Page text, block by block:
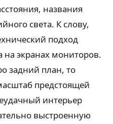
названия
света. К слову,
подход
на экранах мониторов.
задний план, то
предстоящей
интерьер
выстроенную